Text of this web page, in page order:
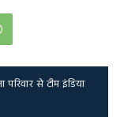
से टीम इंडिया